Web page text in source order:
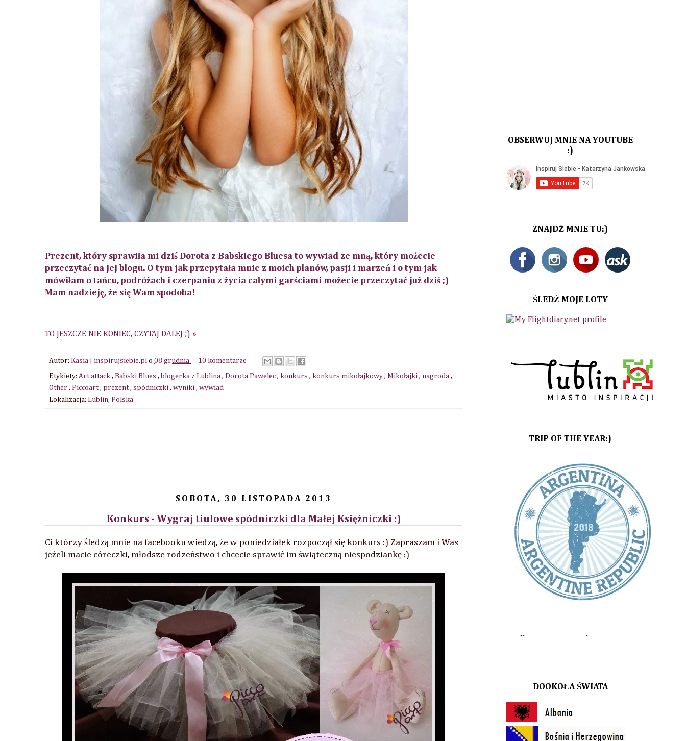
Prezent, który sprawiła mi dziś Dorota z Babskiego Bluesa to wywiad ze mną, który możecie
przeczytać na jej blogu. O tym jak przepytała mnie z moich planów, pasji i marzeń i o tym jak
mówiłam o tańcu, podróżach i czerpaniu z życia całymi garściami możecie przeczytać już dziś ;)
Mam nadzieję, że się Wam spodoba!
TO JESZCZE NIE KONIEC, CZYTAJ DALEJ ;) »
Autor: Kasia | inspirujsiebie.pl o 08 grudnia 10 komentarze
Etykiety: Art attack , Babski Blues , blogerka z Lublina , Dorota Pawelec , konkurs , konkurs mikołajkowy , Mikołajki , nagroda ,
Other , Piccoart, prezent, spódniczki , wyniki , wywiad
Lokalizacja: Lublin, Polska
SOBOTA, 30 LISTOPADA 2013
Konkurs - Wygraj tiulowe spódniczki dla Małej Księżniczki :)
Ci którzy śledzą mnie na facebooku wiedzą, że w poniedziałek rozpoczął się konkurs :) Zapraszam i Was
jeżeli macie córeczki, młodsze rodzeństwo i chcecie sprawić im świąteczną niespodziankę :)
OBSERWUJ MNIE NA YOUTUBE
:)
ZNAJDŹ MNIE TU:)
ŚLEDŹ MOJE LOTY
TRIP OF THE YEAR:)
Firmy i osoby z którymi współpracowałam: All Bag, AnaEme Style, At Design, Aqua Lublin, Arena Lublin,
DOOKOŁA ŚWIATA